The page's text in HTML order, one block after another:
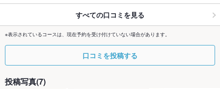
すべての口コミを見る
※表示されているコースは、現在予約を受け付けていない場合があります。
口コミを投稿する
投稿写真(7)